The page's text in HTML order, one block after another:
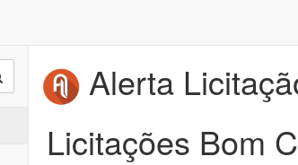
Alerta
Licitações Bom